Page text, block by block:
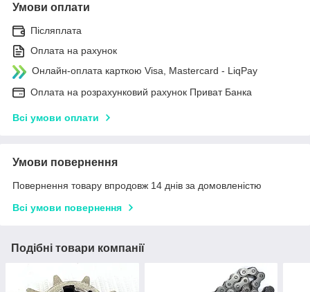
Умови оплати
Післяплата
Оплата на рахунок
Онлайн-оплата карткою Visa, Mastercard - LiqPay
Оплата на розрахунковий рахунок Приват Банка
Всі умови оплати
Умови повернення
Повернення товару впродовж 14 днів за домовленістю
Всі умови повернення
Подібні товари компанії